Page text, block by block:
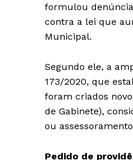
formulou denúncia
contra a lei que
Municipal.
Segundo ele, a
173/2020, que
foram criados
de Gabinete),
ou
Pedido de